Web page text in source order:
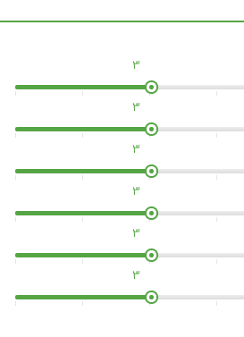
3
3
3
3
3
3